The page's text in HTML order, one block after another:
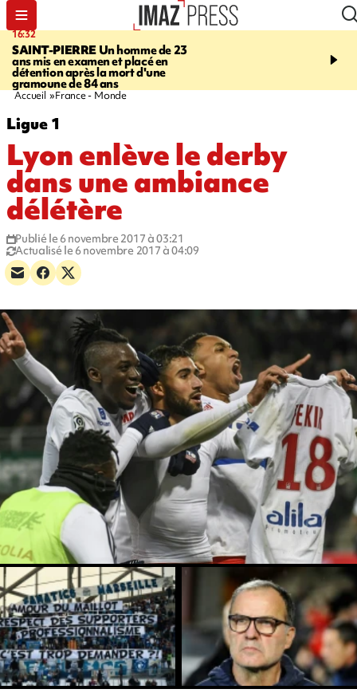
16:32
SAINT-PIERREUn homme de 23
ans mis en examen et placé en
détention après la mort d'une
gramoune de 84 ans
21:08
et Turquie scellent un
Accueil France - Monde
Ligue 1
Lyon enlève le derby
dans une ambiance
délétère
Publié le 6 novembre 2017 à 03:21
Actualisé le 6 novembre 2017 à 04:09